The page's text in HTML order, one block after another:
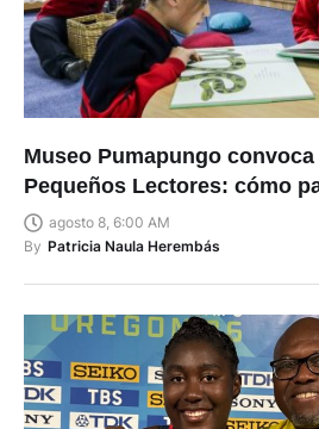
Museo Pumapungo
Pequeños Lectores: cómo
agosto 8, 6:00 AM
By Patricia Naula Herembás